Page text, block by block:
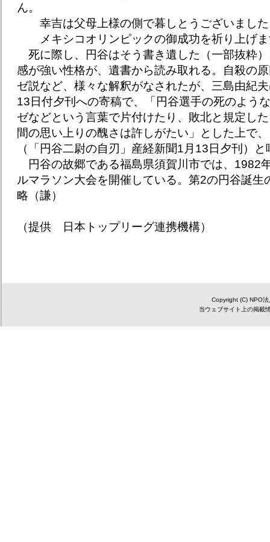
ん。
幸吉は父母上様の側で暮しとうございまし
メキシコオリンピックの御成功を祈り上げま
死に際し、円谷はそう書き遺した（一部抜粋
感が強い性格が、遺書から読み取れる。自殺の
ゼ説など、様々な解釈がなされたが、三島由紀
13日付夕刊への寄稿で、「円谷選手の死のよう
ゼなどという言葉で片付けたり、敗北と規定し
間の思い上りの醜さは許しがたい」とした上で
（「円谷二尉の自刃」産経新聞1月13日夕刊）と
円谷の故郷である福島県須賀川市では、1982
ルマラソン大会を開催している。第2の円谷誕生
略（謙）
（提供 日本トップリーグ連携機構）
Copyright (C) NPO
当ウェブサイト上の掲載